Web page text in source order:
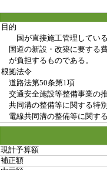
目的
国が直接施工管理している
国道の新設・改築に要する
が負担するものである。
根拠法令
道路法第50条第1項
交通安全施設等整備事業の
共同溝の整備等に関する特
電線共同溝の整備等に関す
現計予算額
補正額